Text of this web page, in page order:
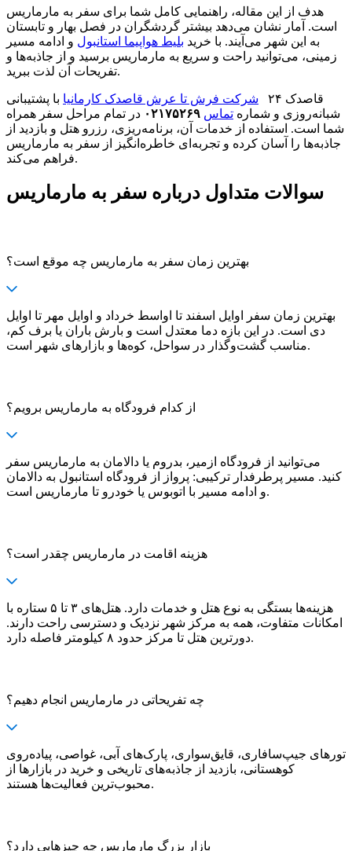
هدف از این مقاله، راهنمایی کامل شما برای سفر به مارماریس
است. آمار نشان می‌دهد بیشتر گردشگران در فصل بهار و تابستان
به این شهر می‌آیند. با خرید بلیط هواپیما استانبول و ادامه مسیر
زمینی، می‌توانید راحت و سریع به مارماریس برسید و از جاذبه‌ها و
تفریحات آن لذت ببرید.
قاصدک ۲۴ شرکت فرش تا عرش قاصدک کارمانیا با پشتیبانی
شبانه‌روزی و شماره تماس ۰۲۱۷۵۲۶۹ در تمام مراحل سفر همراه
شما است. استفاده از خدمات آن، برنامه‌ریزی، رزرو هتل و بازدید از
جاذبه‌ها را آسان کرده و تجربه‌ای خاطره‌انگیز از سفر به مارماریس
فراهم می‌کند.
سوالات متداول درباره سفر به مارماریس
بهترین زمان سفر به مارماریس چه موقع است؟
بهترین زمان سفر اوایل اسفند تا اواسط خرداد و اوایل مهر تا اوایل
دی است. در این بازه دما معتدل است و بارش باران یا برف کم،
مناسب گشت‌وگذار در سواحل، کوه‌ها و بازارهای شهر است.
از کدام فرودگاه به مارماریس برویم؟
می‌توانید از فرودگاه ازمیر، بدروم یا دالامان به مارماریس سفر
کنید. مسیر پرطرفدار ترکیبی: پرواز از فرودگاه استانبول به دالامان
و ادامه مسیر با اتوبوس یا خودرو تا مارماریس است.
هزینه اقامت در مارماریس چقدر است؟
هزینه‌ها بستگی به نوع هتل و خدمات دارد. هتل‌های ۳ تا ۵ ستاره با
امکانات متفاوت، همه به مرکز شهر نزدیک و دسترسی راحت دارند.
دورترین هتل تا مرکز حدود ۸ کیلومتر فاصله دارد.
چه تفریحاتی در مارماریس انجام دهیم؟
تورهای جیپ‌سافاری، قایق‌سواری، پارک‌های آبی، غواصی، پیاده‌روی
کوهستانی، بازدید از جاذبه‌های تاریخی و خرید در بازارها از
محبوب‌ترین فعالیت‌ها هستند.
بازار بزرگ مارماریس چه چیزهایی دارد؟